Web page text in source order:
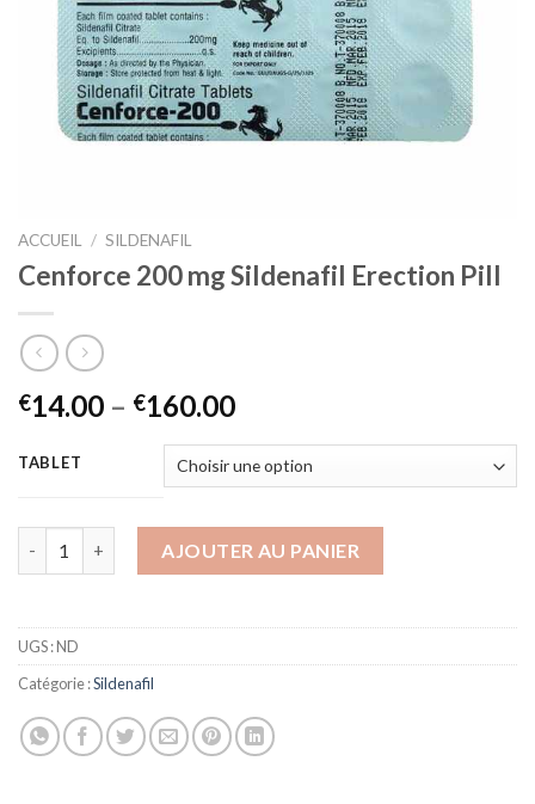
ACCUEIL / SILDENAFIL
Cenforce 200 mg Sildenafil Erection Pill
€14.00 – €160.00
TABLET
AJOUTER AU PANIER
UGS :ND
Catégorie :Sildenafil